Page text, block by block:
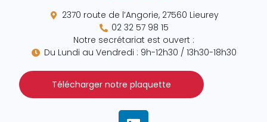
2370 route de l’Angorie, 27560 Lieurey
02 32 57 98 15
Notre secrétariat est ouvert :
Du Lundi au Vendredi : 9h-12h30 / 13h30-18h30
Télécharger notre plaquette